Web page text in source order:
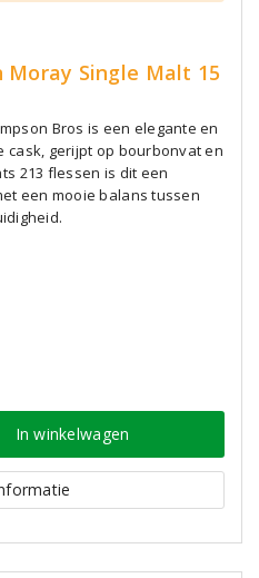
Moray Single Malt 15
Bros is een elegante en
cask, gerijpt op bourbonvat en
213 flessen is dit een
een mooie balans tussen
In winkelwagen